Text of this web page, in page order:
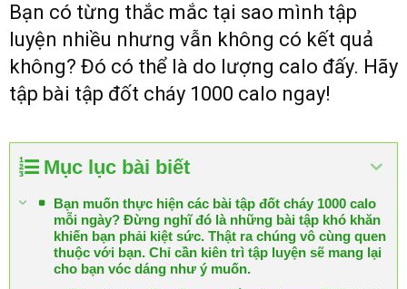
Bạn có từng thắc mắc tại sao mình tập
luyện nhiều nhưng vẫn không có kết quả
không? Đó có thể là do lượng calo đấy. Hãy
tập bài tập đốt cháy 1000 calo ngay!
Mục lục bài biết
Bạn muốn thực hiện các bài tập đốt cháy 1000 calo
mỗi ngày? Đừng nghĩ đó là những bài tập khó khăn
khiến bạn phải kiệt sức. Thật ra chúng vô cùng quen
thuộc với bạn. Chỉ cần kiên trì tập luyện sẽ mang lại
cho bạn vóc dáng như ý muốn.